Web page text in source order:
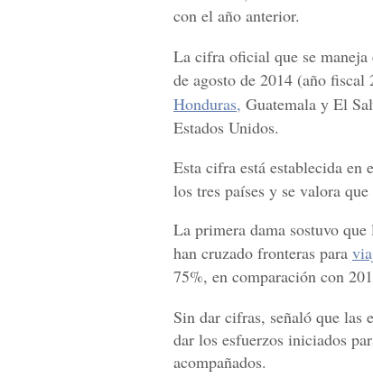
con el año anterior.
La cifra oficial que se maneja
de agosto de 2014 (año fiscal
Honduras, Guatemala y El
Estados Unidos.
Esta cifra está establecida en
los tres países y se valora
La primera dama sostuvo
han cruzado fronteras para
75%, en comparación con
Sin dar cifras, señaló que las
dar los esfuerzos iniciados
acompañados.